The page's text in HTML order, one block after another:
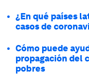
¿En qué países
casos de
Cómo puede
propagación del
pobres